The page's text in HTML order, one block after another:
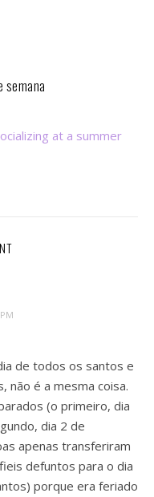
semana
de todos os santos e
não é a mesma coisa.
(o primeiro, dia
dia 2 de
apenas transferiram
defuntos para o dia
porque era feriado